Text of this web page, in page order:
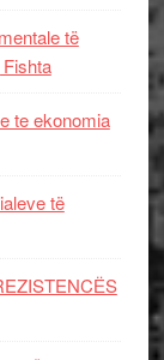
të
te ekonomia
të